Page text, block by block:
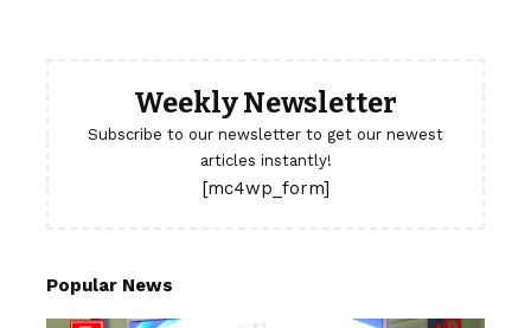
Weekly Newsletter
Subscribe to our newsletter to get our newest
articles instantly!
[mc4wp_form]
Popular News